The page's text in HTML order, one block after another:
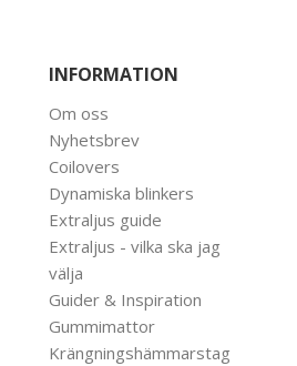
INFORMATION
Om oss
Nyhetsbrev
Coilovers
Dynamiska blinkers
Extraljus guide
Extraljus - vilka ska jag
välja
Guider & Inspiration
Gummimattor
Krängningshämmarstag